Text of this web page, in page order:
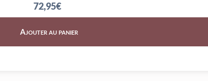
72,95€
Ajouter au panier